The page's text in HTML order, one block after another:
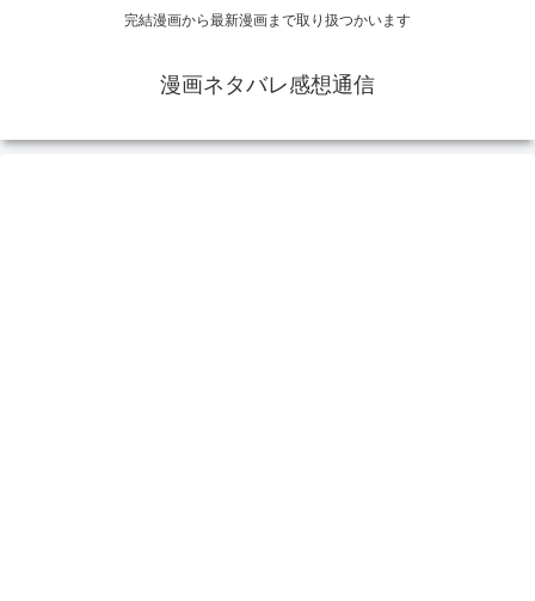
完結漫画から最新漫画まで取り扱つかいます
漫画ネタバレ感想通信